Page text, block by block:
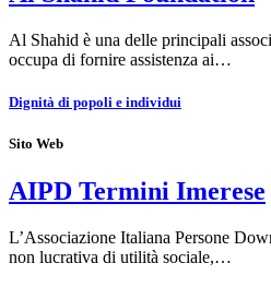
Al Shahid è una delle principali
occupa di fornire assistenza ai…
Dignità di popoli e individui
Sito Web
AIPD Termini Imerese
L’Associazione Italiana Persone
non lucrativa di utilità sociale,…